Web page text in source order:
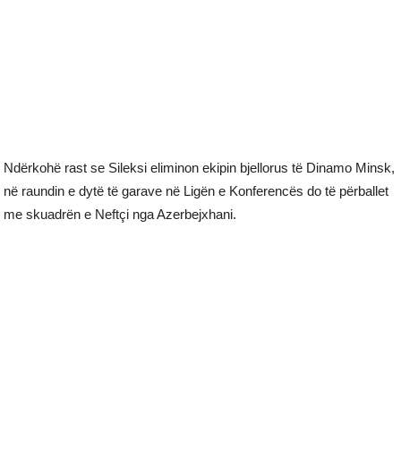
Ndërkohë rast se Sileksi eliminon ekipin bjellorus të Dinamo Minsk,
në raundin e dytë të garave në Ligën e Konferencës do të përballet
me skuadrën e Neftçi nga Azerbejxhani.